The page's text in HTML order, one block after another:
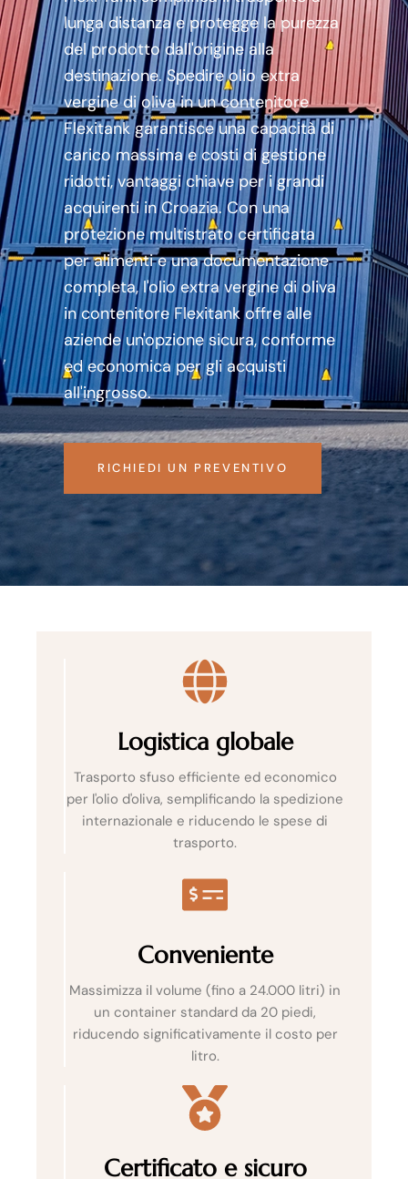
lunga distanza e protegge la purezza
del prodotto dall'origine alla
destinazione. Spedire olio extra
vergine di oliva in un contenitore
Flexitank garantisce una capacità di
carico massima e costi di gestione
ridotti, vantaggi chiave per i grandi
acquirenti in Croazia. Con una
protezione multistrato certificata
per alimenti e una documentazione
completa, l'olio extra vergine di oliva
in contenitore Flexitank offre alle
aziende un'opzione sicura, conforme
ed economica per gli acquisti
all'ingrosso.
RICHIEDI UN PREVENTIVO
Logistica globale
Trasporto sfuso efficiente ed economico
per l'olio d'oliva, semplificando la spedizione
internazionale e riducendo le spese di
trasporto.
Conveniente
Massimizza il volume (fino a 24.000 litri) in
un container standard da 20 piedi,
riducendo significativamente il costo per
litro.
Certificato e sicuro